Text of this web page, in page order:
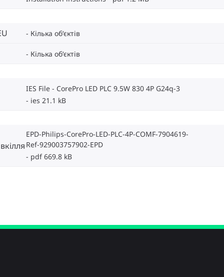
Кілька об‘єктів
Кілька об‘єктів
IES File - CorePro LED PLC 9.5W 830 4P G24q-3
ies 21.1 kB
EPD-Philips-CorePro-LED-PLC-4P-COMF-7904619-
Ref-929003757902-EPD
pdf 669.8 kB